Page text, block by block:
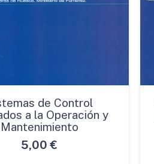
de Control
a la Operación y
Mantenimiento
5,00 €